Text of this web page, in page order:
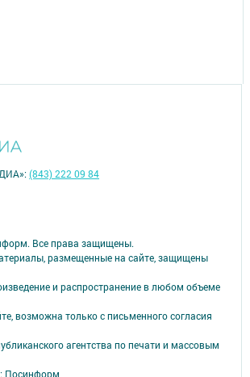
Все права защищены.
размещенные на сайте, защищены
и распространение в любом объеме
возможна только с письменного согласия
агентства по печати и массовым
Посинформ
(843) 222 09 84